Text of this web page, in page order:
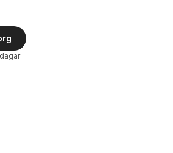
antal röster: